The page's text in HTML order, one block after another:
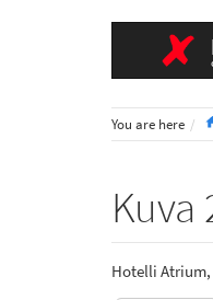
You are here
Kuva
Hotelli Atrium,